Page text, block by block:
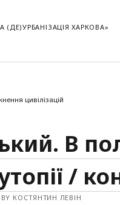
(ДЕ)УРБАНІЗАЦІЯ ХАРКОВА»
елегія. Спогади про родину
утопії / конспект
цивілізацій
В
/
BY КОСТЯНТИН ЛЕВІН